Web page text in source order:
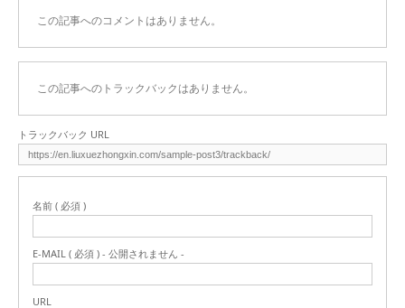
この記事へのコメントはありません。
この記事へのトラックバックはありません。
トラックバック URL
名前 ( 必須 )
E-MAIL ( 必須 ) - 公開されません -
URL